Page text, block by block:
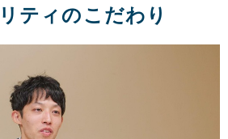
ティのこだわり